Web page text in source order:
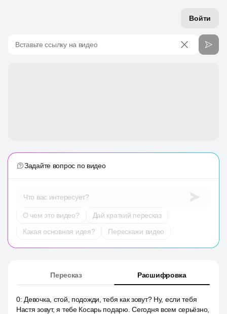
Войти
Вставьте ссылку на видео
Задайте вопрос по видео
Что вас интересует?
О чем это видео?
Дай краткий пересказ
Какая основная идея?
Перескажи видео
Пересказ Расшифровка
0: Девочка, стой, подожди, тебя как зовут? Ну, если тебя
Настя зовут, я тебе Косарь подарю. Сегодня всем серьёзно,